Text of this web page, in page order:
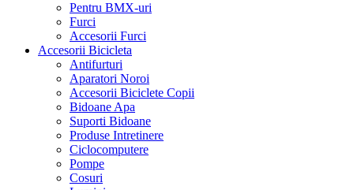
Pentru BMX-uri
Furci
Accesorii Furci
Accesorii Bicicleta
Antifurturi
Aparatori Noroi
Accesorii Biciclete Copii
Bidoane Apa
Suporti Bidoane
Produse Intretinere
Ciclocomputere
Pompe
Cosuri